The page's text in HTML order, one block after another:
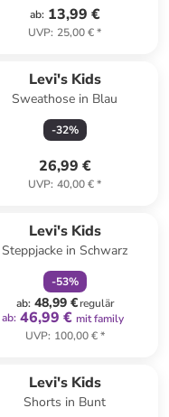
ab: 13,99 €
UVP: 25,00 €*
Levi's Kids
Sweathose in Blau
-32%
26,99 €
UVP: 40,00 €*
Levi's Kids
Steppjacke in Schwarz
-53%
ab: 48,99 €regulär
ab: 46,99 € mit family
UVP: 100,00 €*
Levi's Kids
Shorts in Bunt